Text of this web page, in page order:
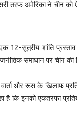
तरफ अमेरिका ने चीन को
सूत्रीय शांति प्रस्ताव
समाधान पर चीन की
और रूस के खिलाफ
है कि इनको एकतरफा